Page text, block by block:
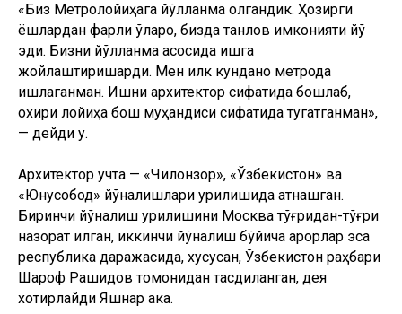
«Биз Метролойиҳага йўлланма олгандик. Ҳозирги
ёшлардан фарқли ўлароқ, бизда танлов имконияти йўқ
эди. Бизни йўлланма асосида ишга
жойлаштиришарди. Мен илк кунданоқ метрода
ишлаганман. Ишни архитектор сифатида бошлаб,
охири лойиҳа бош муҳандиси сифатида тугатганман»,
— дейди у.
Архитектор учта — «Чилонзор», «Ўзбекистон» ва
«Юнусобод» йўналишлари қурилишида қатнашган.
Биринчи йўналиш қурилишини Москва тўғридан-тўғри
назорат қилган, иккинчи йўналиш бўйича қарорлар эса
республика даражасида, хусусан, Ўзбекистон раҳбари
Шароф Рашидов томонидан тасдиқланган, дея
хотирлайди Яшнар ака.